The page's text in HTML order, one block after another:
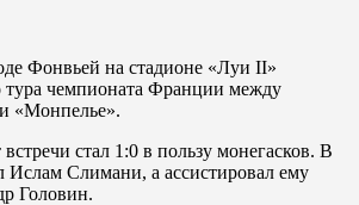
Фонвьей на стадионе «Луи II»
тура чемпионата Франции между
«Монпелье».
стал 1:0 в пользу монегасков. В
Ислам Слимани, а ассистировал ему
Головин.